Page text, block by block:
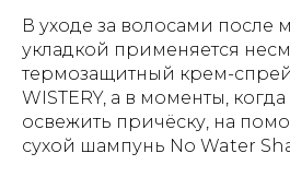
В уходе за волосами после
укладкой применяется
термозащитный крем-
WISTERY, а в моменты,
освежить причёску, на
сухой шампунь No Water